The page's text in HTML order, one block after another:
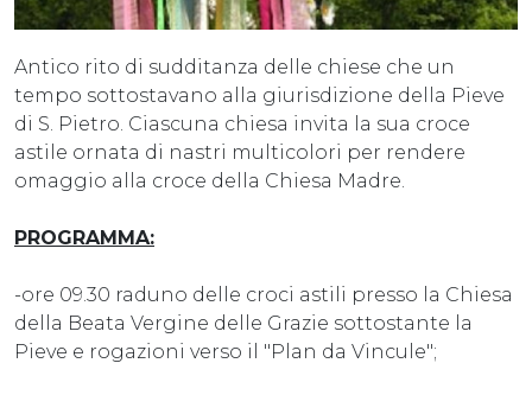
Antico rito di sudditanza delle chiese che un
tempo sottostavano alla giurisdizione della Pieve
di S. Pietro. Ciascuna chiesa invita la sua croce
astile ornata di nastri multicolori per rendere
omaggio alla croce della Chiesa Madre.
PROGRAMMA:
-ore 09.30 raduno delle croci astili presso la Chiesa
della Beata Vergine delle Grazie sottostante la
Pieve e rogazioni verso il "Plan da Vincule";